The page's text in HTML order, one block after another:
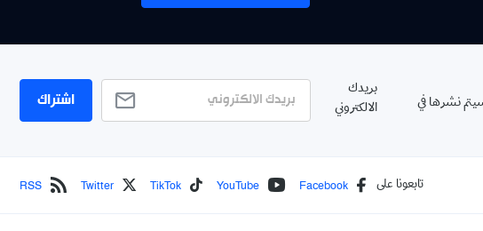
نشرها في
بريدك
الالكتروني
اشتراك
تابعونا على Facebook
YouTube
TikTok
Twitter
RSS